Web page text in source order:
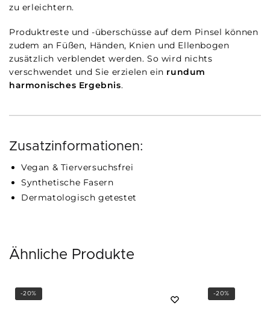
zu erleichtern.
Produktreste und -überschüsse auf dem Pinsel können
zudem an Füßen, Händen, Knien und Ellenbogen
zusätzlich verblendet werden. So wird nichts
verschwendet und Sie erzielen ein rundum
harmonisches Ergebnis.
Zusatzinformationen:
Vegan & Tierversuchsfrei
Synthetische Fasern
Dermatologisch getestet
Ähnliche Produkte
-20% -20%